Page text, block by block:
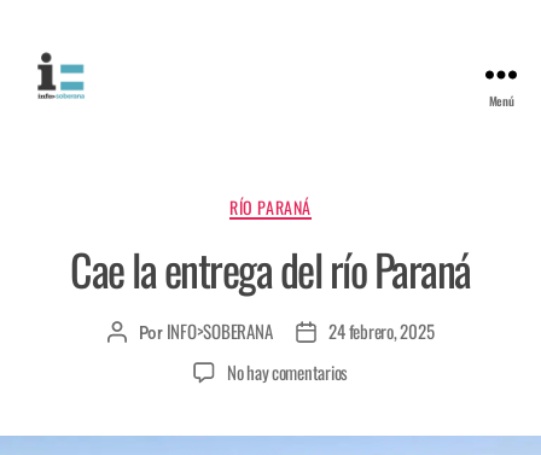
Menú
RÍO PARANÁ
Cae la entrega del río Paraná
Por INFO>SOBERANA
24 febrero, 2025
No hay comentarios